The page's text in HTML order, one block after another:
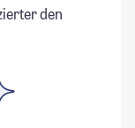
den